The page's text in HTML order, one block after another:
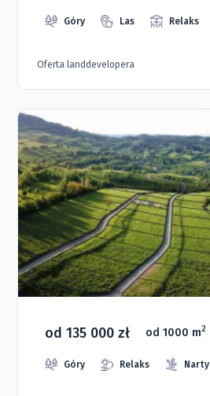
Góry Las Relaks
Oferta landdevelopera
od 135 000 zł od 1000 m2
Góry Relaks Narty